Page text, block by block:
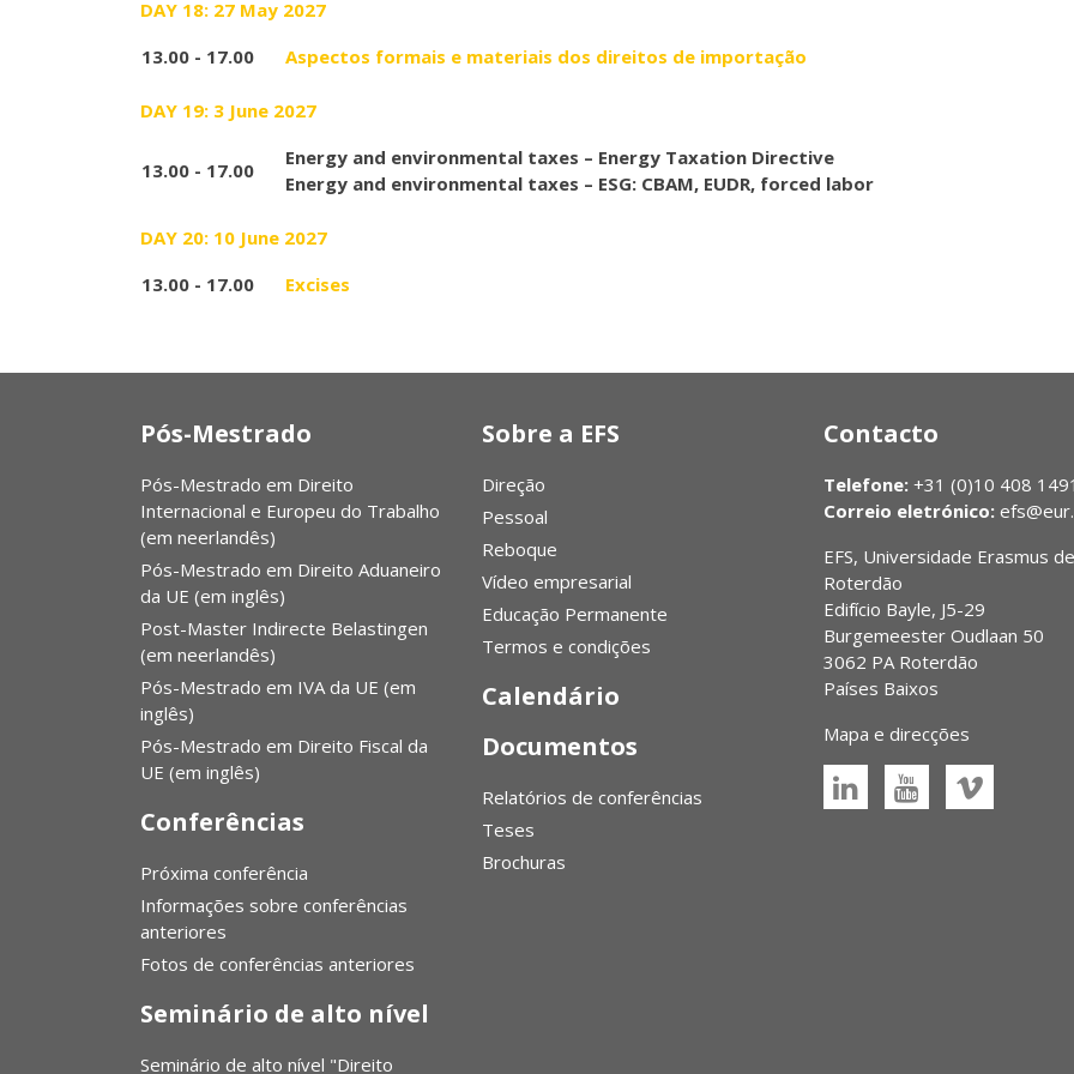
DAY 18: 27 May 2027
13.00 - 17.00
Aspectos formais e materiais dos direitos de importação
DAY 19: 3 June 2027
13.00 - 17.00
Energy and environmental taxes – Energy Taxation Directive
Energy and environmental taxes – ESG: CBAM, EUDR, forced labor
DAY 20: 10 June 2027
13.00 - 17.00
Excises
Pós-Mestrado
Pós-Mestrado em Direito
Internacional e Europeu do Trabalho
(em neerlandês)
Pós-Mestrado em Direito Aduaneiro
da UE (em inglês)
Post-Master Indirecte Belastingen
(em neerlandês)
Pós-Mestrado em IVA da UE (em
inglês)
Pós-Mestrado em Direito Fiscal da
UE (em inglês)
Conferências
Próxima conferência
Informações sobre conferências
anteriores
Fotos de conferências anteriores
Seminário de alto nível
Seminário de alto nível "Direito
Sobre a EFS
Direção
Pessoal
Reboque
Vídeo empresarial
Educação Permanente
Termos e condições
Calendário
Documentos
Relatórios de conferências
Teses
Brochuras
Contacto
Telefone: +31 (0)10 408
Correio eletrónico:
EFS, Universidade Erasmus de
Roterdão
Edifício Bayle, J5-29
Burgemeester Oudlaan 50
3062 PA Roterdão
Países Baixos
Mapa e direcções